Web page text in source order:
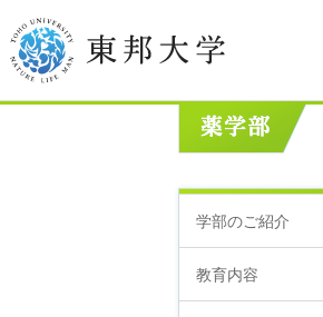
学部のご紹介
教育内容